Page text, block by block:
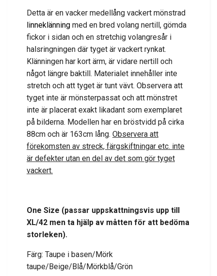
Detta är en vacker medellång vackert mönstrad
linneklänning med en bred volang nertill, gömda
fickor i sidan och en stretchig volangresår i
halsringningen där tyget är vackert rynkat.
Klänningen har kort ärm, är vidare nertill och
något längre baktill. Materialet innehåller inte
stretch och att tyget är tunt vävt. Observera att
tyget inte är mönsterpassat och att mönstret
inte är placerat exakt likadant som exemplaret
på bilderna. Modellen har en bröstvidd på cirka
88cm och är 163cm lång. Observera att
förekomsten av streck, färgskiftningar etc. inte
är defekter utan en del av det som gör tyget
vackert.
One Size (passar uppskattningsvis upp till
XL/42 men ta hjälp av måtten för att bedöma
storleken).
Färg: Taupe i basen/Mörk
taupe/Beige/Blå/Mörkblå/Grön